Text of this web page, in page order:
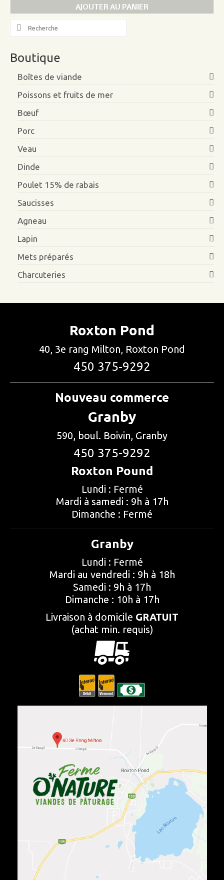
Darne
flétan
Gaspésie
AJOUTER AU PANIER
Search
for:
Boutique
Boîtes de viande
Poissons et fruits de mer
Bœuf
Porc
Veau
Dinde
Poulet 15% de rabais
Saucisses
Agneau
Lapin
Mets préparés
Charcuteries
Roxton Pond
40, 3e rang Milton, Roxton Pond
450 375-9292
Nouveau commerce
Granby
590, boul. Boivin, Granby
450 375-9292
Roxton Pound
Lundi : Fermé
Mardi à samedi : 9h à 17h
Dimanche : Fermé
Granby
Lundi : Fermé
Mardi au vendredi : 9h à 18h
Samedi : 9h à 17h
Dimanche : 10h à 17h
Livraison à domicile GRATUIT
(achat min. requis)